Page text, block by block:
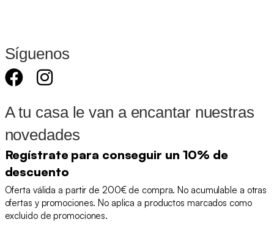
Síguenos
A tu casa le van a encantar nuestras
novedades
Regístrate para conseguir un 10% de
descuento
Oferta válida a partir de 200€ de compra. No acumulable a otras
ofertas y promociones. No aplica a productos marcados como
excluido de promociones.